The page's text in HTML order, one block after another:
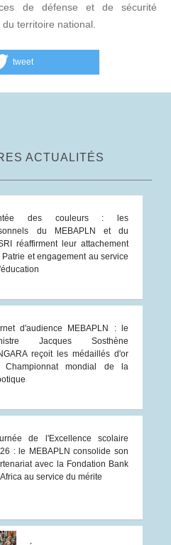
de défense et de sécurité
territoire national.
tweet
ACTUALITÉS
des couleurs : les
du MEBAPLN et du
réaffirment leur attachement
Patrie et engagement au service
d'audience MEBAPLN : le
Jacques Sosthène
reçoit les médaillés d'or
Championnat mondial de la
de l'Excellence scolaire
: le MEBAPLN consolide son
avec la Fondation Bank
au service du mérite